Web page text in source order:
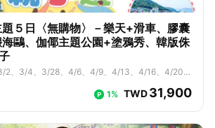
５日〈無購物〉－樂天+滑車、膠囊
鷗、伽倻主題公園+塗鴉秀、韓版侏
2、3/4、3/28、4/6、4/9、4/13、4/16、4/20、
6/15、6/22、6/25、7/2、7/6、7/9、7/13、7/1
1% TWD31,900